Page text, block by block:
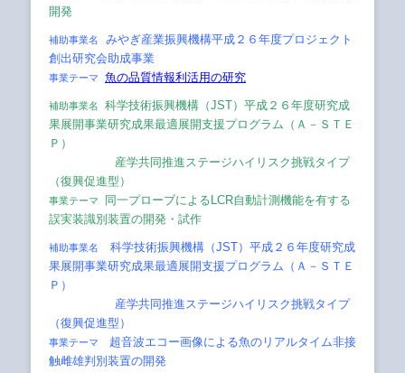
開発
補助事業名
みやぎ産業振興機構平成２６年度プロジェクト
創出研究会助成事業
事業テーマ 魚の品質情報利活用の研究
補助事業名
科学技術振興機構（JST）平成２６年度研究成
果展開事業研究成果最適展開支援プログラム（Ａ－ＳＴＥ
Ｐ）
産学共同推進ステージハイリスク挑戦タイプ
（復興促進型）
事業テーマ
同一プローブによるLCR自動計測機能を有する
誤実装識別装置の開発・試作
補助事業名
科学技術振興機構（JST）平成２６年度研究成
果展開事業研究成果最適展開支援プログラム（Ａ－ＳＴＥ
Ｐ）
産学共同推進ステージハイリスク挑戦タイプ
（復興促進型）
事業テーマ 超音波エコー画像による魚のリアルタイム非接
触雌雄判別装置の開発